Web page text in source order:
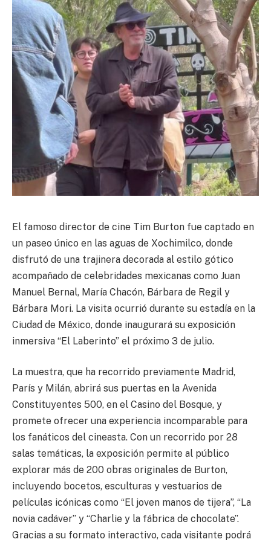
El famoso director de cine Tim Burton fue captado en
un paseo único en las aguas de Xochimilco, donde
disfrutó de una trajinera decorada al estilo gótico
acompañado de celebridades mexicanas como Juan
Manuel Bernal, María Chacón, Bárbara de Regil y
Bárbara Mori. La visita ocurrió durante su estadía en la
Ciudad de México, donde inaugurará su exposición
inmersiva “El Laberinto” el próximo 3 de julio.
La muestra, que ha recorrido previamente Madrid,
París y Milán, abrirá sus puertas en la Avenida
Constituyentes 500, en el Casino del Bosque, y
promete ofrecer una experiencia incomparable para
los fanáticos del cineasta. Con un recorrido por 28
salas temáticas, la exposición permite al público
explorar más de 200 obras originales de Burton,
incluyendo bocetos, esculturas y vestuarios de
películas icónicas como “El joven manos de tijera”, “La
novia cadáver” y “Charlie y la fábrica de chocolate”.
Gracias a su formato interactivo, cada visitante podrá